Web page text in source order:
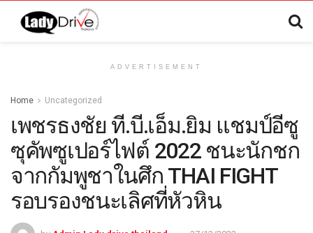
ADVERTISEMENT
Home Uncategorized
เพชรธงชัย ที.บี.เอ็ม.ยิม แชมป์อีซู
ซุคัพซูเปอร์ไฟต์ 2022 ชนะนักชก
จากกัมพูชาในศึก THAI FIGHT
รอบรองชนะเลิศที่หัวหิน